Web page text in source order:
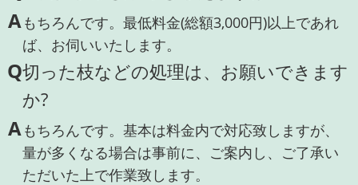
Aもちろんです。最低料金(総額3,000円)以上であれ
ば、お伺いいたします。
Q切った枝などの処理は、お願いできます
か?
Aもちろんです。基本は料金内で対応致しますが、
量が多くなる場合は事前に、ご案内し、ご了承い
ただいた上で作業致します。